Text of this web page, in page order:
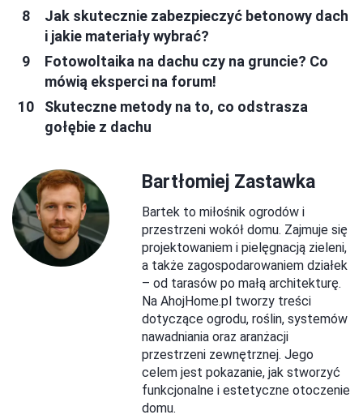
Jak skutecznie zabezpieczyć betonowy dach
i jakie materiały wybrać?
Fotowoltaika na dachu czy na gruncie? Co
mówią eksperci na forum!
Skuteczne metody na to, co odstrasza
gołębie z dachu
Bartłomiej Zastawka
Bartek to miłośnik ogrodów i
przestrzeni wokół domu. Zajmuje się
projektowaniem i pielęgnacją zieleni,
a także zagospodarowaniem działek
– od tarasów po małą architekturę.
Na AhojHome.pl tworzy treści
dotyczące ogrodu, roślin, systemów
nawadniania oraz aranżacji
przestrzeni zewnętrznej. Jego
celem jest pokazanie, jak stworzyć
funkcjonalne i estetyczne otoczenie
domu.